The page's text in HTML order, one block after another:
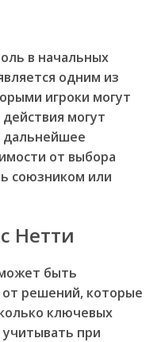
в начальных
одним из
игроки могут
могут
дальнейшее
от выбора
союзником или
Нетти
быть
решений, которые
ключевых
при